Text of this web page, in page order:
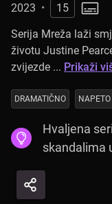
2023 •
15
Serija Mreža laži
životu Justine
zvijezde ... Prikaži
DRAMATIČNO NAPETO
Hvaljena
skandalima